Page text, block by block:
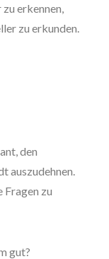
erkennen,
zu erkunden.
den
auszudehnen.
Fragen zu
gut?